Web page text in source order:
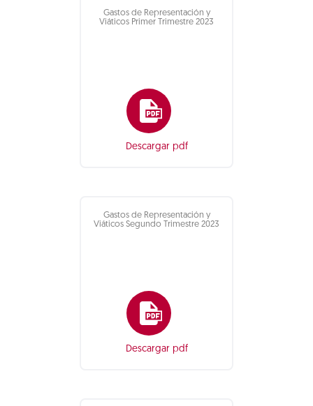
Gastos de Representación y
Viáticos Primer Trimestre 2023
Descargar pdf
Gastos de Representación y
Viáticos Segundo Trimestre 2023
Descargar pdf